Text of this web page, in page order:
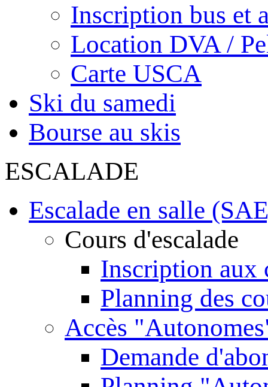
Inscription bus et
Location DVA /
Carte USCA
Ski du samedi
Bourse au skis
ESCALADE
Escalade en salle
Cours d'escalade
Inscription aux
Planning des
Accès
Demande